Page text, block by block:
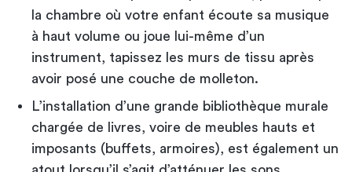
la chambre où votre enfant écoute sa musique
à haut volume ou joue lui-même d’un
instrument, tapissez les murs de tissu après
avoir posé une couche de molleton.
L’installation d’une grande bibliothèque murale
chargée de livres, voire de meubles hauts et
imposants (buffets, armoires), est également un